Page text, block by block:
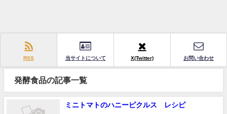
RSS 当サイトについて X(Twitter) お問い合わせ
発酵食品の記事一覧
ミニトマトのハニーピクルス レシピ